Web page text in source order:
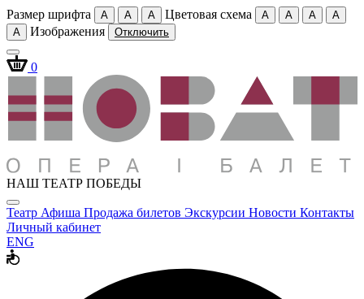
Размер шрифта A A A Цветовая схема A A A
A
A
Изображения Отключить
0
НАШ ТЕАТР ПОБЕДЫ
Театр Афиша Продажа билетов Экскурсии Новости Контакты
Личный кабинет
ENG